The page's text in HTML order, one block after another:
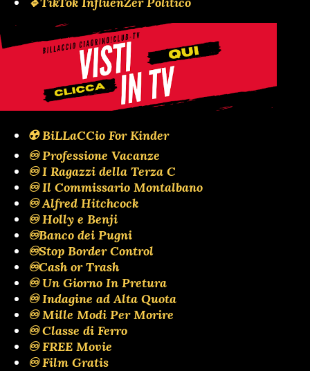
☢️ BiLLaCCio For Kinder
♾️ Professione Vacanze
♾️ I Ragazzi della Terza C
♾️ Il Commissario Montalbano
♾️ Alfred Hitchcock
♾️ Holly e Benji
♾️Banco dei Pugni
♾️Stop Border Control
♾️Cash or Trash
♾️ Un Giorno In Pretura
♾️ Indagine ad Alta Quota
♾️ Mille Modi Per Morire
♾️ Classe di Ferro
♾️ FREE Movie
♾️ Film Gratis